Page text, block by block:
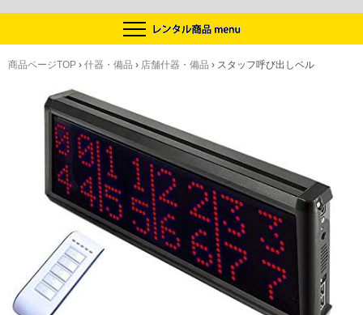
商品ページTOP › 什器・備品 › 店舗什器・備品 › スタッフ呼び出しベル